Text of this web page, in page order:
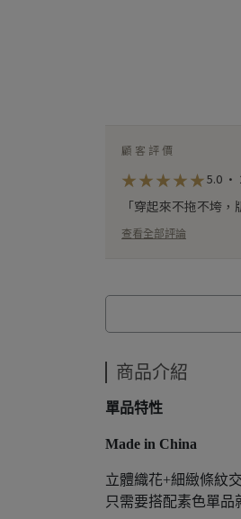
顧客評價
★
★★
★★
★★
★★
★5.0 ·
「穿起來不拖不垮，
查看全部評論
商品介紹
單品特性
Made in China
立體織花+細緻條紋
只需要搭配素色單品